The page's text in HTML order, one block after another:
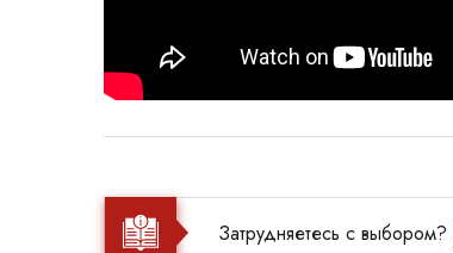
Затрудняетесь с выбором?